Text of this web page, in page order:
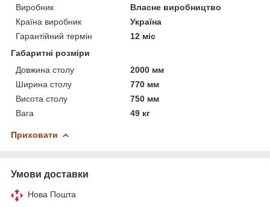
Виробник
Власне виробництво
Країна виробник
Україна
Гарантійний термін
12 міс
Габаритні розміри
Довжина столу
2000 мм
Ширина столу
770 мм
Висота столу
750 мм
Вага
49 кг
Приховати
Умови доставки
Нова Пошта